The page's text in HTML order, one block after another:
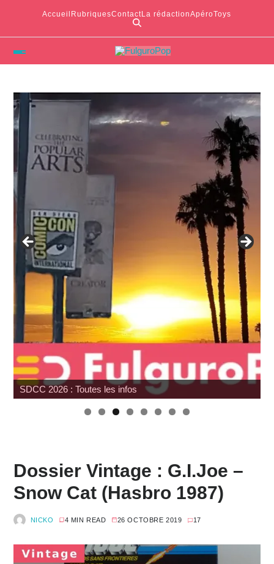
Accueil RubriquesContactLa rédactionApéroToys
Hasbro : Marvel Legends Avengers Doomsday
Dossier Vintage : G.I.Joe –
Snow Cat (Hasbro 1987)
NICKO 4 MIN READ 26 OCTOBRE 2019 17